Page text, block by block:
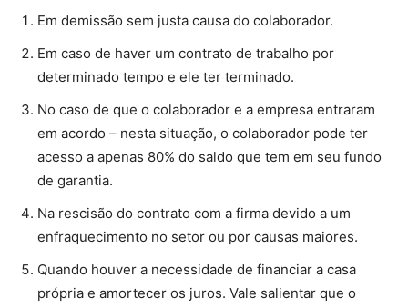
Em demissão sem justa causa do colaborador.
Em caso de haver um contrato de trabalho por
determinado tempo e ele ter terminado.
No caso de que o colaborador e a empresa entraram
em acordo – nesta situação, o colaborador pode ter
acesso a apenas 80% do saldo que tem em seu fundo
de garantia.
Na rescisão do contrato com a firma devido a um
enfraquecimento no setor ou por causas maiores.
Quando houver a necessidade de financiar a casa
própria e amortecer os juros. Vale salientar que o